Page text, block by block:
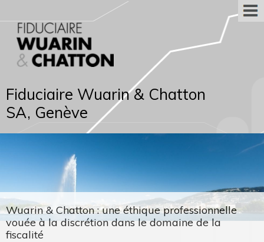
Fiduciaire Wuarin & Chatton
SA, Genève
Wuarin & Chatton : une éthique professionnelle
vouée à la discrétion dans le domaine de la
fiscalité